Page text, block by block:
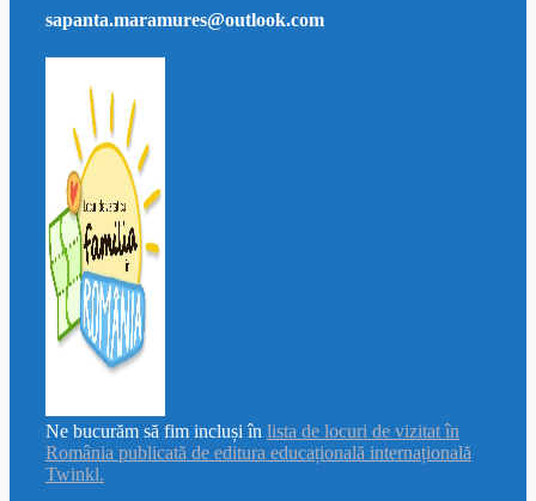
sapanta.maramures@outlook.com
Ne bucurăm să fim incluși în lista de locuri de vizitat în
România publicată de editura educațională internațională
Twinkl.